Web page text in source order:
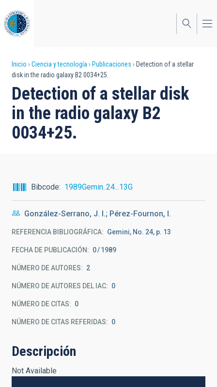
al
contenido
principal
Sobrescribir
enlaces
de
ayuda
a
Inicio Ciencia y tecnología Publicaciones
Detection of a stellar
disk in the radio galaxy B2 0034+25.
Detection of a stellar disk
in the radio galaxy B2
0034+25.
Bibcode 1989Gemin..24...13G
González-Serrano, J. I.; Pérez-Fournon, I.
REFERENCIA BIBLIOGRÁFICA Gemini, No. 24, p. 13
FECHA DE PUBLICACIÓN: 0 1989
NÚMERO DE AUTORES 2
NÚMERO DE AUTORES DEL IAC 0
NÚMERO DE CITAS 0
NÚMERO DE CITAS REFERIDAS 0
Descripción
Not Available